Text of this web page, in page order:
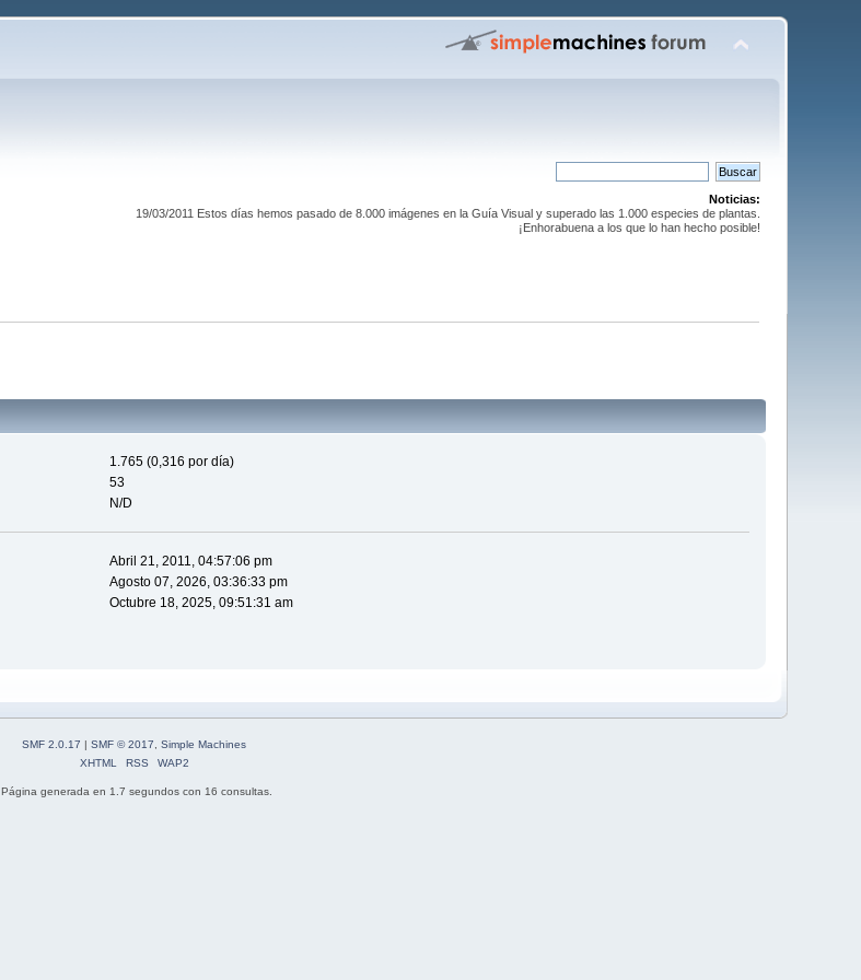
Noticias:
19/03/2011 Estos días hemos pasado de 8.000 imágenes en la Guía Visual y superado las 1.000 especies de plantas.
¡Enhorabuena a los que lo han hecho posible!
1.765 (0,316 por día)
53
N/D
Abril 21, 2011, 04:57:06 pm
Agosto 07, 2026, 03:36:33 pm
Octubre 18, 2025, 09:51:31 am
SMF 2.0.17 | SMF © 2017, Simple Machines
XHTML
RSS WAP2
Página generada en 1.7 segundos con 16 consultas.